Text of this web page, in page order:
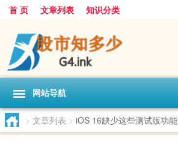
首 页 文章列表 知识分类
网站导航
> 文章列表 > iOS 16缺少这些测试版功能